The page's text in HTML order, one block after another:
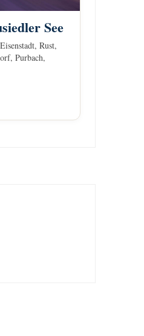
See
Rust,
Purbach,